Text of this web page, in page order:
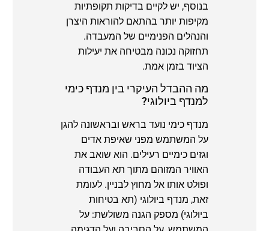
בנוסף, יש לקיים בדיקות תקופתיות
מקיפות יותר בהתאם להוראות היצרן
והנהלים הפנימיים של המעבדה.
תחזוקה נכונה מבטיחה את יעילות
הציוד בזמן אמת.
מה ההבדל העיקרי בין מנדף כימי
למנדף ביולוגי?
מנדף כימי נועד בראש ובראשונה להגן
על המשתמש מפני שאיפת אדים
וגזים כימיים רעילים. הוא שואב את
האוויר המזוהם מתוך תא העבודה
ופולט אותו אל מחוץ לבניין. לעומת
זאת, מנדף ביולוגי (תא בטיחות
ביולוגי) מספק הגנה משולשת: על